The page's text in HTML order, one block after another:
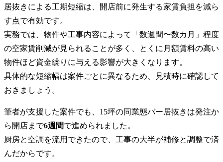
居抜きによる工期短縮は、開店前に発生する家賃負担を減ら
す点で有効です。
実務では、物件や工事内容によって「数週間〜数カ月」程度
の空家賃削減が見られることが多く、とくに月額賃料の高い
物件ほど資金繰りに与える影響が大きくなります。
具体的な短縮幅は案件ごとに異なるため、見積時に確認して
おきましょう。
筆者が支援した案件でも、15坪の同業態バー居抜きは発注か
ら開店まで6週間で進められました。
厨房と空調を流用できたので、工事の大半が補修と調整で済
んだからです。